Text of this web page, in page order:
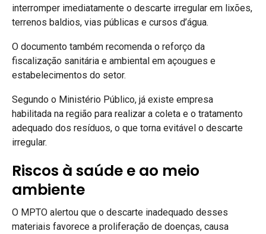
interromper imediatamente o descarte irregular em lixões,
terrenos baldios, vias públicas e cursos d’água.
O documento também recomenda o reforço da
fiscalização sanitária e ambiental em açougues e
estabelecimentos do setor.
Segundo o Ministério Público, já existe empresa
habilitada na região para realizar a coleta e o tratamento
adequado dos resíduos, o que torna evitável o descarte
irregular.
Riscos à saúde e ao meio
ambiente
O MPTO alertou que o descarte inadequado desses
materiais favorece a proliferação de doenças, causa